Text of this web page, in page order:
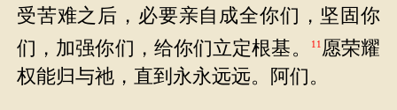
受苦难之后，必要亲自成全你们，坚固你
们，加强你们，给你们立定根基。
11 愿荣耀
权能归与祂，直到永永远远。阿们。